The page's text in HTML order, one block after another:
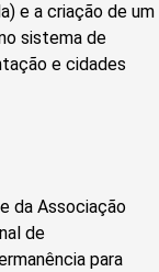
e a criação de um
sistema de
e cidades
da Associação
de
para